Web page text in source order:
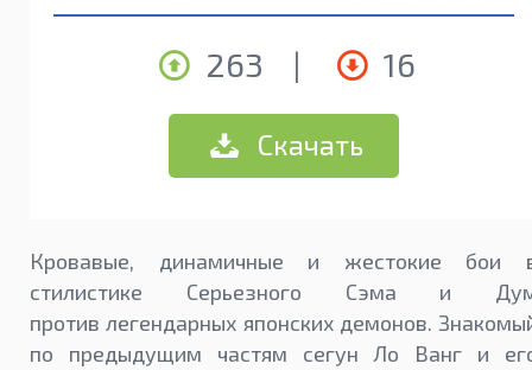
263 | 16
Скачать
Кровавые, динамичные и жестокие бои
стилистике Серьезного Сэма и
против легендарных японских демонов.
по предыдущим частям сегун Ло Ванг и